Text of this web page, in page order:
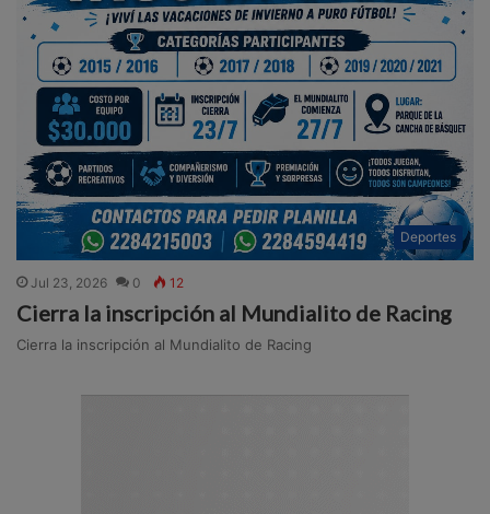
Deportes
Jul 23, 2026 0 12
Cierra la inscripción al Mundialito de Racing
Cierra la inscripción al Mundialito de Racing